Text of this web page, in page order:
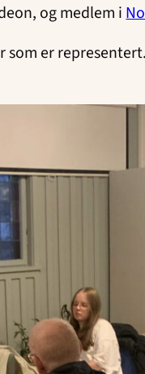
og medlem i
er